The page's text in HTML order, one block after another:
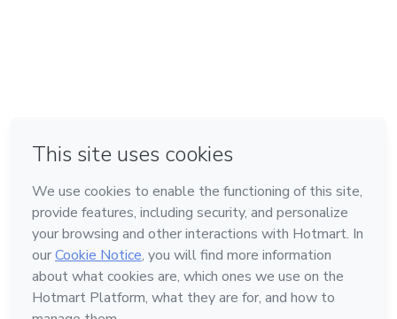
Feito com ❤ em Bogotá
Conheça a Hotmart
Idioma